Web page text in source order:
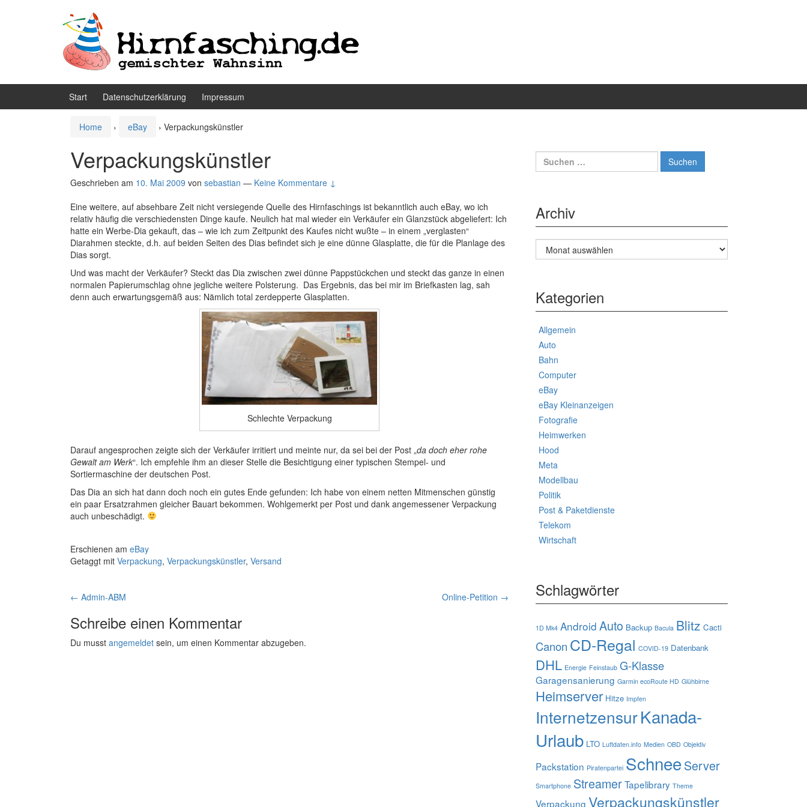
Start Datenschutzerklärung Impressum
Home › eBay › Verpackungskünstler
Verpackungskünstler
Geschrieben am 10. Mai 2009 von sebastian — Keine Kommentare ↓
Eine weitere, auf absehbare Zeit nicht versiegende Quelle des Hirnfaschings ist bekanntlich auch eBay, wo ich
relativ häufig die verschiedensten Dinge kaufe. Neulich hat mal wieder ein Verkäufer ein Glanzstück abgeliefert: Ich
hatte ein Werbe-Dia gekauft, das – wie ich zum Zeitpunkt des Kaufes nicht wußte – in einem „verglasten“
Diarahmen steckte, d.h. auf beiden Seiten des Dias befindet sich je eine dünne Glasplatte, die für die Planlage des
Dias sorgt.
Und was macht der Verkäufer? Steckt das Dia zwischen zwei dünne Pappstückchen und steckt das ganze in einen
normalen Papierumschlag ohne jegliche weitere Polsterung. Das Ergebnis, das bei mir im Briefkasten lag, sah
denn auch erwartungsgemäß aus: Nämlich total zerdepperte Glasplatten.
Schlechte Verpackung
Darauf angesprochen zeigte sich der Verkäufer irritiert und meinte nur, da sei bei der Post „da doch eher rohe
Gewalt am Werk“. Ich empfehle ihm an dieser Stelle die Besichtigung einer typischen Stempel- und
Sortiermaschine der deutschen Post.
Das Dia an sich hat dann doch noch ein gutes Ende gefunden: Ich habe von einem netten Mitmenschen günstig
ein paar Ersatzrahmen gleicher Bauart bekommen. Wohlgemerkt per Post und dank angemessener Verpackung
auch unbeschädigt.
Erschienen am eBay
Getaggt mit Verpackung, Verpackungskünstler, Versand
Artikelnavigation
← Admin-ABM Online-Petition →
Schreibe einen Kommentar
Du musst angemeldet sein, um einen Kommentar abzugeben.
Suche
nach:
Archiv
Archiv
Kategorien
Allgemein
Auto
Bahn
Computer
eBay
eBay Kleinanzeigen
Fotografie
Heimwerken
Hood
Meta
Modellbau
Politik
Post & Paketdienste
Telekom
Wirtschaft
Schlagwörter
1D Mk4 Android Auto Backup Bacula Blitz Cacti
Canon CD-Regal COVID-19 Datenbank
DHL Energie Feinstaub G-Klasse
Garagensanierung Garmin ecoRoute HD Glühbirne
Heimserver Hitze Impfen
InternetzensurKanada-
Urlaub LTO Luftdaten.info Medien OBD Objektiv
Packstation Piratenpartei SchneeServer
Smartphone StreamerTapelibrary Theme
Verpackung Verpackungskünstler